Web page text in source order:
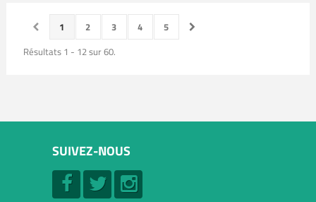
1 2 3 4
5
Résultats 1 - 12 sur 60.
SUIVEZ-NOUS